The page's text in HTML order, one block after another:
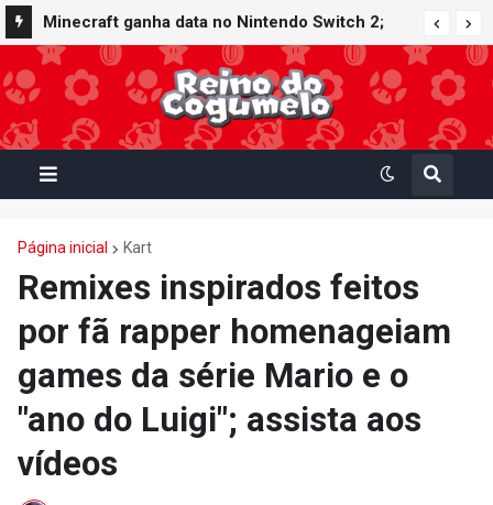
Minecraft ganha data no Nintendo Switch 2;
Super Mario Mash-Up receberá atualização
gráfica exclusiva
Página inicial Kart
Remixes inspirados feitos
por fã rapper homenageiam
games da série Mario e o
"ano do Luigi"; assista aos
vídeos